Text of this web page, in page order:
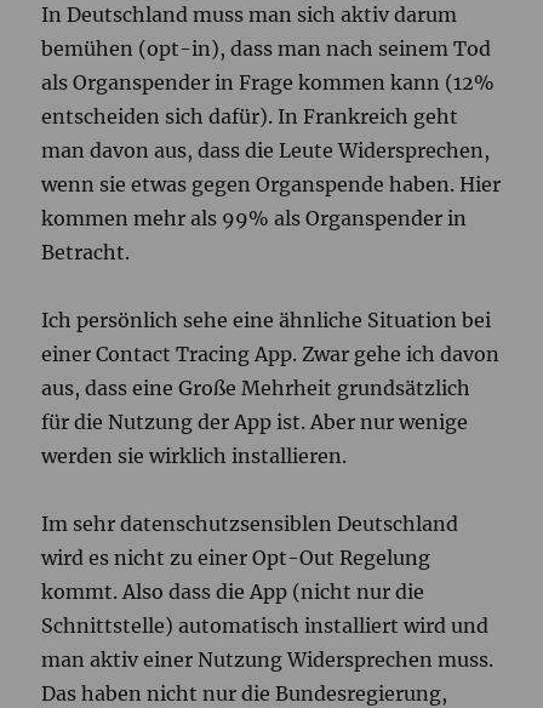
In Deutschland muss man sich aktiv darum
bemühen (opt-in), dass man nach seinem Tod
als Organspender in Frage kommen kann (12%
entscheiden sich dafür). In Frankreich geht
man davon aus, dass die Leute Widersprechen,
wenn sie etwas gegen Organspende haben. Hier
kommen mehr als 99% als Organspender in
Betracht.
Ich persönlich sehe eine ähnliche Situation bei
einer Contact Tracing App. Zwar gehe ich davon
aus, dass eine Große Mehrheit grundsätzlich
für die Nutzung der App ist. Aber nur wenige
werden sie wirklich installieren.
Im sehr datenschutzsensiblen Deutschland
wird es nicht zu einer Opt-Out Regelung
kommt. Also dass die App (nicht nur die
Schnittstelle) automatisch installiert wird und
man aktiv einer Nutzung Widersprechen muss.
Das haben nicht nur die Bundesregierung,